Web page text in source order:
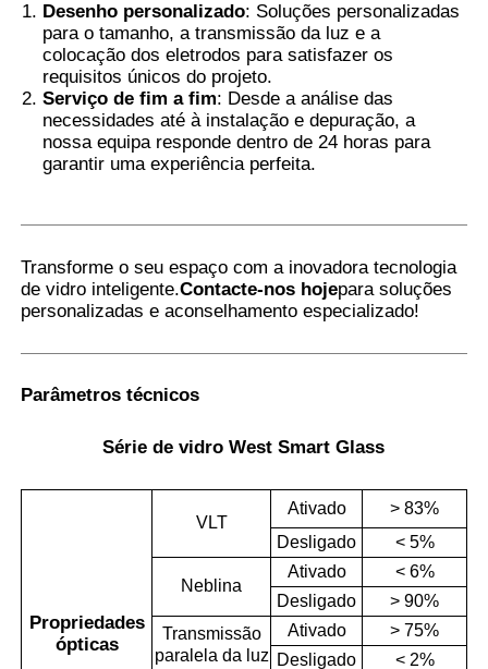
Desenho personalizado: Soluções personalizadas
para o tamanho, a transmissão da luz e a
colocação dos eletrodos para satisfazer os
requisitos únicos do projeto.
Serviço de fim a fim: Desde a análise das
necessidades até à instalação e depuração, a
nossa equipa responde dentro de 24 horas para
garantir uma experiência perfeita.
Transforme o seu espaço com a inovadora tecnologia
de vidro inteligente.Contacte-nos hojepara soluções
personalizadas e aconselhamento especializado!
Parâmetros técnicos
Série de vidro West Smart Glass
Propriedades
ópticas
VLT
Ativado
> 83%
Desligado
< 5%
Neblina
Ativado
< 6%
Desligado
> 90%
Transmissão
paralela da luz
Ativado
> 75%
Desligado
< 2%